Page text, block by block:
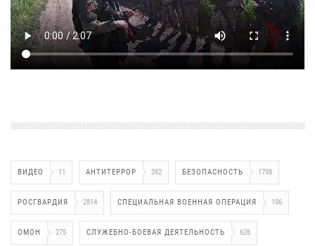
ВИДЕО 11 АНТИТЕРРОР 392 БЕЗОПАСНОСТЬ 1798
РОСГВАРДИЯ 2814 СПЕЦИАЛЬНАЯ ВОЕННАЯ ОПЕРАЦИЯ 196
ОМОН 275 СЛУЖЕБНО-БОЕВАЯ ДЕЯТЕЛЬНОСТЬ 626